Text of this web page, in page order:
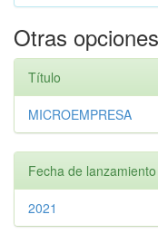
Otras
Título
MICROEMPRESA
Fecha de lanzamiento
2021